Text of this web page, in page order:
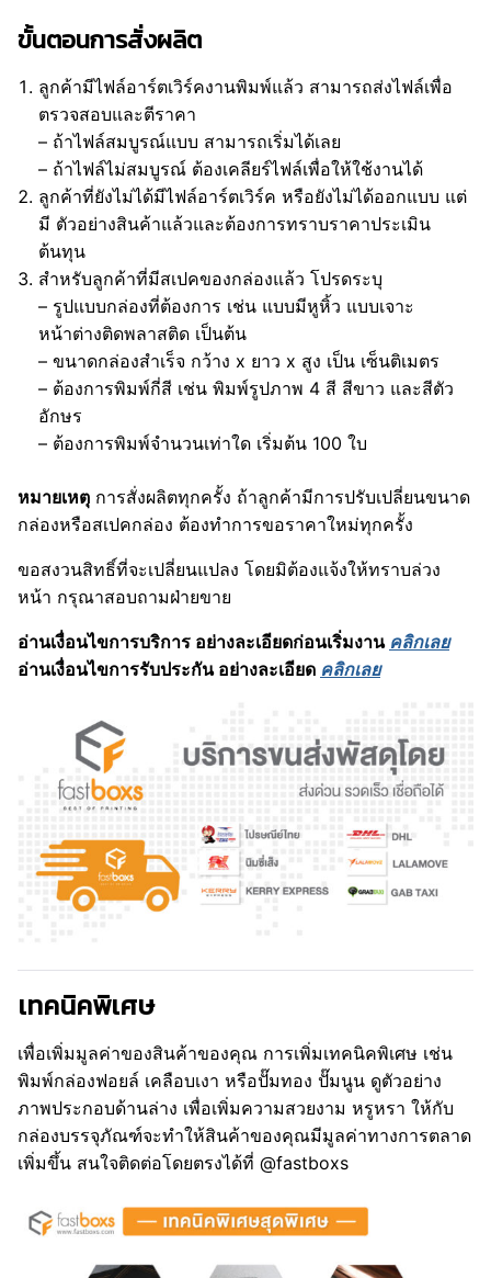
ขั้นตอนการสั่งผลิต
ลูกค้ามีไฟล์อาร์ตเวิร์คงานพิมพ์แล้ว สามารถส่งไฟล์เพื่อ
ตรวจสอบและตีราคา
– ถ้าไฟล์สมบูรณ์แบบ สามารถเริ่มได้เลย
– ถ้าไฟล์ไม่สมบูรณ์ ต้องเคลียร์ไฟล์เพื่อให้ใช้งานได้
ลูกค้าที่ยังไม่ได้มีไฟล์อาร์ตเวิร์ค หรือยังไม่ได้ออกแบบ แต่
มี ตัวอย่างสินค้าแล้วและต้องการทราบราคาประเมิน
ต้นทุน
สำหรับลูกค้าที่มีสเปคของกล่องแล้ว โปรดระบุ
– รูปแบบกล่องที่ต้องการ เช่น แบบมีหูหิ้ว แบบเจาะ
หน้าต่างติดพลาสติด เป็นต้น
– ขนาดกล่องสำเร็จ กว้าง x ยาว x สูง เป็น เซ็นติเมตร
– ต้องการพิมพ์กี่สี เช่น พิมพ์รูปภาพ 4 สี สีขาว และสีตัว
อักษร
– ต้องการพิมพ์จำนวนเท่าใด เริ่มต้น 100 ใบ
หมายเหตุ การสั่งผลิตทุกครั้ง ถ้าลูกค้ามีการปรับเปลี่ยนขนาด
กล่องหรือสเปคกล่อง ต้องทำการขอราคาใหม่ทุกครั้ง
ขอสงวนสิทธิ์ที่จะเปลี่ยนแปลง โดยมิต้องแจ้งให้ทราบล่วง
หน้า กรุณาสอบถามฝ่ายขาย
อ่านเงื่อนไขการบริการ อย่างละเอียดก่อนเริ่มงาน คลิกเลย
อ่านเงื่อนไขการรับประกัน อย่างละเอียด คลิกเลย
เทคนิคพิเศษ
เพื่อเพิ่มมูลค่าของสินค้าของคุณ การเพิ่มเทคนิคพิเศษ เช่น
พิมพ์กล่องฟอยล์ เคลือบเงา หรือปั๊มทอง ปั๊มนูน ดูตัวอย่าง
ภาพประกอบด้านล่าง เพื่อเพิ่มความสวยงาม หรูหรา ให้กับ
กล่องบรรจุภัณฑ์จะทำให้สินค้าของคุณมีมูลค่าทางการตลาด
เพิ่มขึ้น สนใจติดต่อโดยตรงได้ที่ @fastboxs